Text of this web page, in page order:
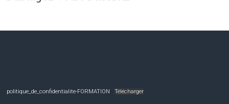
politique_de_confidentialite-FORMATION Télécharger